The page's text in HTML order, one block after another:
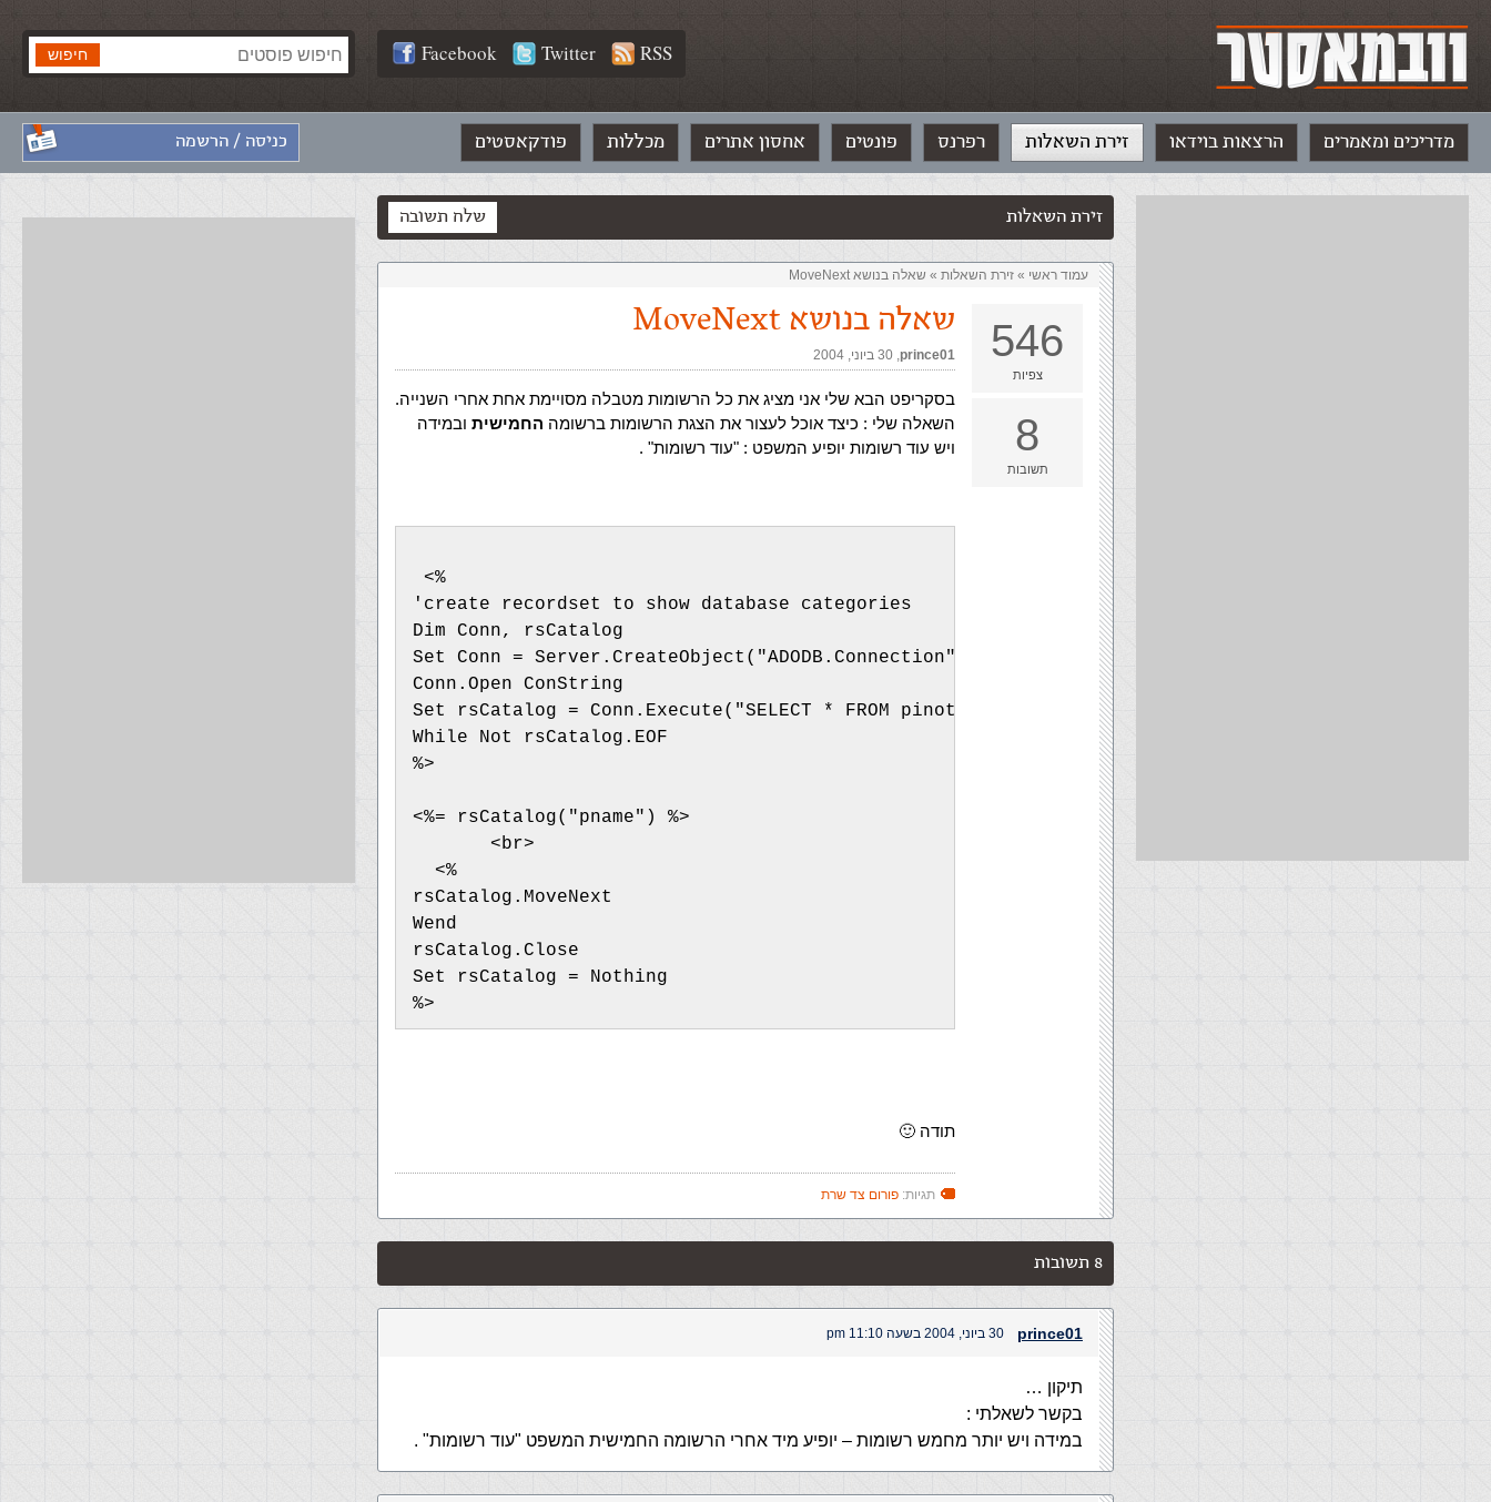
Facebook Twitter RSS
כניסה / הרשמה מדריכים ומאמרים הרצאות בוידאו זירת השאלות רפרנס פונטים אחסון אתרים מכללות פודקאסטים
שלח תשובה זירת השאלות
עמוד ראשי » ‏זירת השאלות‏ » שאלה בנושא MoveNext
546
צפיות
8
תשובות
שאלה בנושא MoveNext
prince01
,‏ 30 ביוני, 2004
בסקריפט הבא שלי אני מציג את כל הרשומות מטבלה מסויימת אחת אחרי השנייה.
השאלה שלי : כיצד אוכל לעצור את הצגת הרשומות ברשומה החמישית ובמידה
ויש עוד רשומות יופיע המשפט : "עוד רשומות" .
<%
'create recordset to show database categories
Dim Conn, rsCatalog
Set Conn = Server.CreateObject("ADODB.Connection")
Conn.Open ConString
Set rsCatalog = Conn.Execute("SELECT * FROM pinot")
While Not rsCatalog.EOF
%>
<%= rsCatalog("pname") %>
<br>
<%
rsCatalog.MoveNext
Wend
rsCatalog.Close
Set rsCatalog = Nothing
%>
תודה 🙂
תגיות: פורום צד שרת
8 תשובות
prince01 30 ביוני, 2004 בשעה 11:10 pm
תיקון …
בקשר לשאלתי :
במידה ויש יותר מחמש רשומות – יופיע מיד אחרי הרשומה החמישית המשפט "עוד רשומות" .